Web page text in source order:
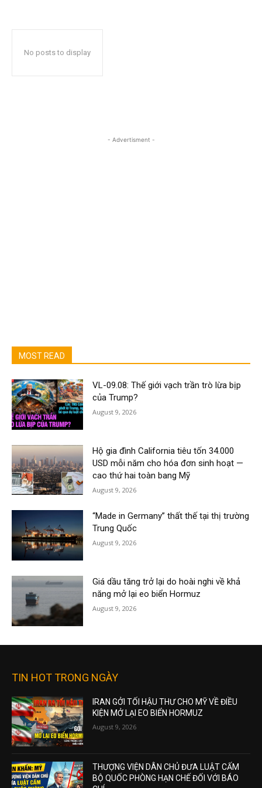
No posts to display
- Advertisment -
MOST READ
VL-09.08: Thế giới vạch trần trò lừa bịp
của Trump?
August 9, 2026
Hộ gia đình California tiêu tốn 34.000
USD mỗi năm cho hóa đơn sinh hoạt —
cao thứ hai toàn bang Mỹ
August 9, 2026
“Made in Germany” thất thế tại thị trường
Trung Quốc
August 9, 2026
Giá dầu tăng trở lại do hoài nghi về khả
năng mở lại eo biển Hormuz
August 9, 2026
TIN HOT TRONG NGÀY
IRAN GỞI TỐI HẬU THƯ CHO MỸ VỀ ĐIỀU
KIỆN MỞ LẠI EO BIỂN HORMUZ
August 9, 2026
THƯỢNG VIỆN DÂN CHỦ ĐƯA LUẬT CẤM
BỘ QUỐC PHÒNG HẠN CHẾ ĐỐI VỚI BÁO